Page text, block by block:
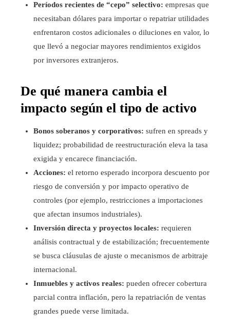
Períodos recientes de “cepo” selectivo: empresas que
necesitaban dólares para importar o repatriar utilidades
enfrentaron costos adicionales o diluciones en valor, lo
que llevó a negociar mayores rendimientos exigidos
por inversores extranjeros.
De qué manera cambia el
impacto según el tipo de activo
Bonos soberanos y corporativos: sufren en spreads y
liquidez; probabilidad de reestructuración eleva la tasa
exigida y encarece financiación.
Acciones: el retorno esperado incorpora descuento por
riesgo de conversión y por impacto operativo de
controles (por ejemplo, restricciones a importaciones
que afectan insumos industriales).
Inversión directa y proyectos locales: requieren
análisis contractual y de estabilización; frecuentemente
se busca cláusulas de ajuste o mecanismos de arbitraje
internacional.
Inmuebles y activos reales: pueden ofrecer cobertura
parcial contra inflación, pero la repatriación de ventas
grandes puede verse limitada.